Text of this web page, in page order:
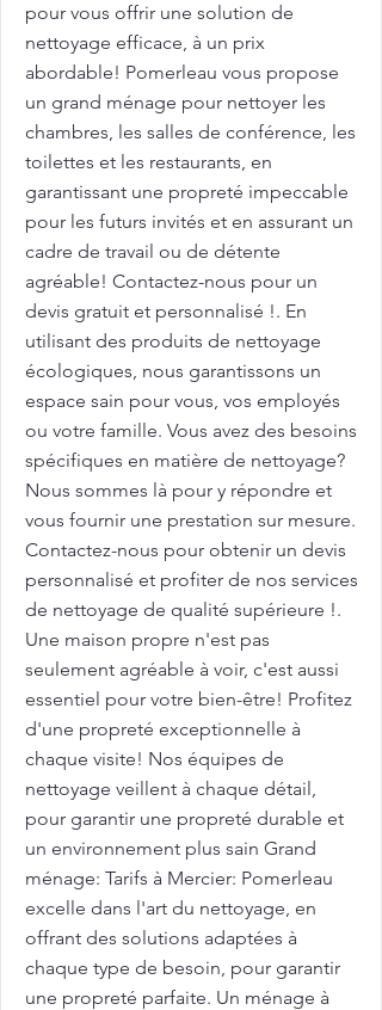
pour vous offrir une solution de
nettoyage efficace, à un prix
abordable! Pomerleau vous propose
un grand ménage pour nettoyer les
chambres, les salles de conférence, les
toilettes et les restaurants, en
garantissant une propreté impeccable
pour les futurs invités et en assurant un
cadre de travail ou de détente
agréable! Contactez-nous pour un
devis gratuit et personnalisé !. En
utilisant des produits de nettoyage
écologiques, nous garantissons un
espace sain pour vous, vos employés
ou votre famille. Vous avez des besoins
spécifiques en matière de nettoyage?
Nous sommes là pour y répondre et
vous fournir une prestation sur mesure.
Contactez-nous pour obtenir un devis
personnalisé et profiter de nos services
de nettoyage de qualité supérieure !.
Une maison propre n'est pas
seulement agréable à voir, c'est aussi
essentiel pour votre bien-être! Profitez
d'une propreté exceptionnelle à
chaque visite! Nos équipes de
nettoyage veillent à chaque détail,
pour garantir une propreté durable et
un environnement plus sain Grand
ménage: Tarifs à Mercier: Pomerleau
excelle dans l'art du nettoyage, en
offrant des solutions adaptées à
chaque type de besoin, pour garantir
une propreté parfaite. Un ménage à